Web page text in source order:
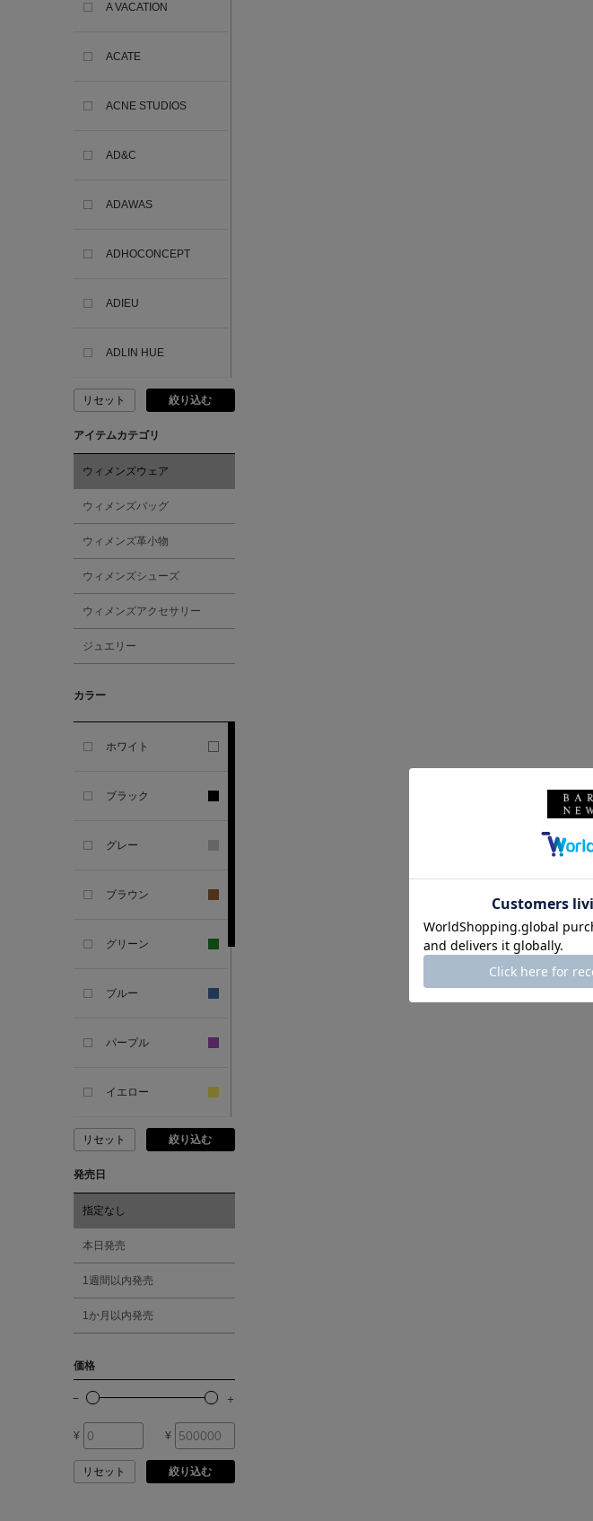
A VACATION
ACATE
ACNE STUDIOS
AD&C
ADAWAS
ADHOCONCEPT
ADIEU
ADLIN HUE
ADVISORY BOARD
AESOP
ALBERT THURSTON
ALESSANDRO
SANDAL
ANDERSONS
ANTIPAST
ANYA HINDMARCH
ARCS LONDON
ARIANNA
ASAUCE MELER
ATELIER AMBOISE
リセット 絞り込む
アイテムカテゴリ
ウィメンズウェア
ウィメンズバッグ
ウィメンズ革小物
ウィメンズシューズ
ウィメンズアクセサリー
ジュエリー
カラー
ホワイト
ブラック
グレー
ブラウン
グリーン
ブルー
パープル
イエロー
ピンク
レッド
オレンジ
シルバー
リセット 絞り込む
発売日
指定なし
本日発売
1週間以内発売
1か月以内発売
価格
¥ ¥
リセット 絞り込む